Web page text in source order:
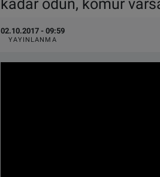
kadar odun, kömür
02.10.2017 - 09:59
YAYINLANMA